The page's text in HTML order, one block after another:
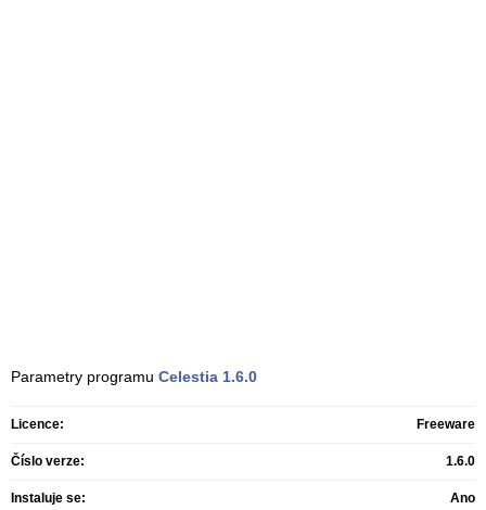
Parametry programu Celestia 1.6.0
Licence: Freeware
Číslo verze: 1.6.0
Instaluje se: Ano